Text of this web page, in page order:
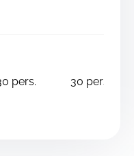
pers. 30 pers.